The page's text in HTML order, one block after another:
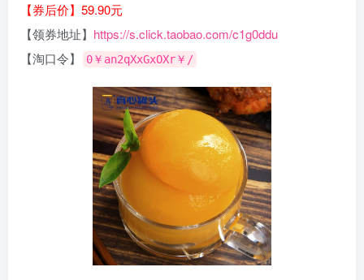
【券后价】59.90元
【领券地址】 https://s.click.taobao.com/c1g0ddu
【淘口令】
0￥an2qXxGxOXr￥/